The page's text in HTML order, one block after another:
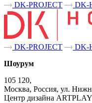
DK-PROJECT
DK-
DK-PROJECT
DK-
Шоурум
105 120,
Москва, Россия, ул.
Центр дизайна ARTPLAY